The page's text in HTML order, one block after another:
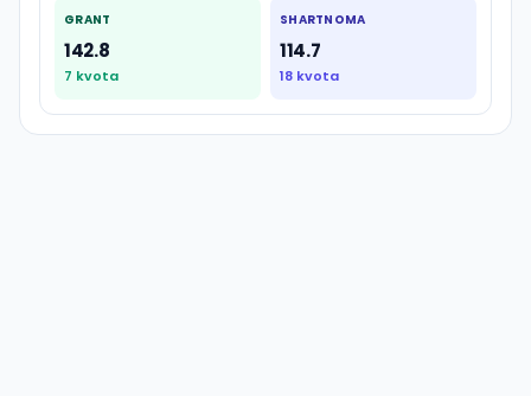
GRANT
142.8
7 kvota
SHARTNOMA
114.7
18 kvota